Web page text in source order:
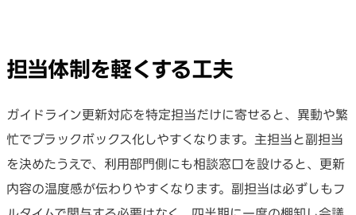
担当体制を軽くする工夫
ガイドライン更新対応を特定担当だけに寄せると、異動や繁
忙でブラックボックス化しやすくなります。主担当と副担当
を決めたうえで、利用部門側にも相談窓口を設けると、更新
内容の温度感が伝わりやすくなります。副担当は必ずしもフ